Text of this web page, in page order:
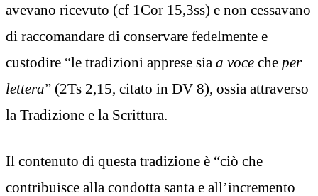
avevano ricevuto (cf 1Cor 15,3ss) e non cessavano
di raccomandare di conservare fedelmente e
custodire “le tradizioni apprese sia a voce che per
lettera” (2Ts 2,15, citato in DV 8), ossia attraverso
la Tradizione e la Scrittura.
Il contenuto di questa tradizione è “ciò che
contribuisce alla condotta santa e all’incremento